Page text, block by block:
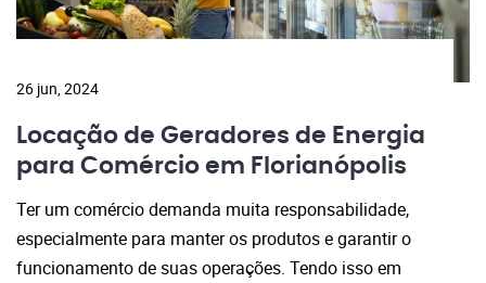
26 jun, 2024
Locação de Geradores de Energia
para Comércio em Florianópolis
Ter um comércio demanda muita responsabilidade,
especialmente para manter os produtos e garantir o
funcionamento de suas operações. Tendo isso em